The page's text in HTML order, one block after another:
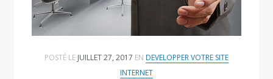
POSTÉ LE JUILLET 27, 2017 EN DEVELOPPER VOTRE SITE
INTERNET